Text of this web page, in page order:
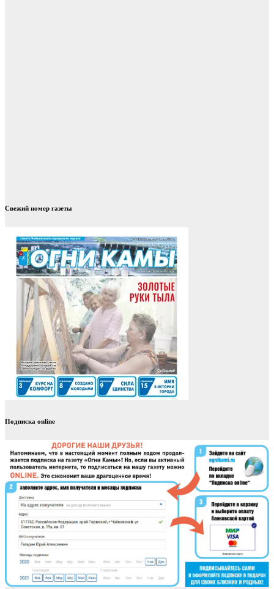
Свежий номер газеты
Подписка online